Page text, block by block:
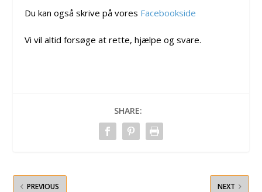
Du kan også skrive på vores Facebookside
Vi vil altid forsøge at rette, hjælpe og svare.
SHARE:
PREVIOUS NEXT